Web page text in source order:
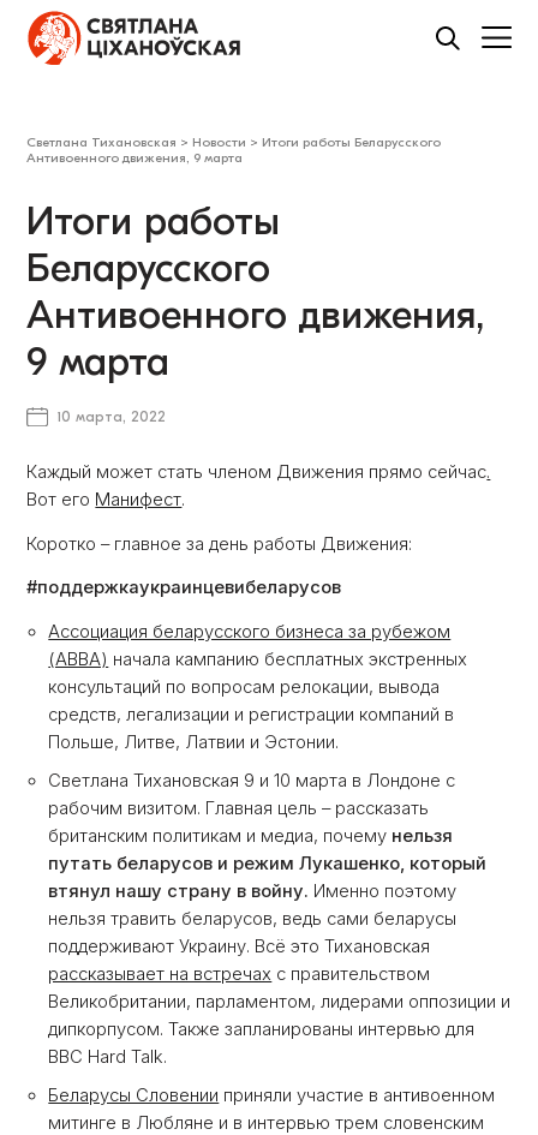
Светлана Тихановская > Новости > Итоги работы Беларусского
Антивоенного движения, 9 марта
Итоги работы
Беларусского
Антивоенного движения,
9 марта
10 марта, 2022
Каждый может стать членом Движения прямо сейчас.
Вот его Манифест.
Коротко – главное за день работы Движения:
#поддержкаукраинцевибеларусов
Ассоциация беларусского бизнеса за рубежом
(АВВА) начала кампанию бесплатных экстренных
консультаций по вопросам релокации, вывода
средств, легализации и регистрации компаний в
Польше, Литве, Латвии и Эстонии.
Светлана Тихановская 9 и 10 марта в Лондоне с
рабочим визитом. Главная цель – рассказать
британским политикам и медиа, почему нельзя
путать беларусов и режим Лукашенко, который
втянул нашу страну в войну. Именно поэтому
нельзя травить беларусов, ведь сами беларусы
поддерживают Украину. Всё это Тихановская
рассказывает на встречах с правительством
Великобритании, парламентом, лидерами оппозиции и
дипкорпусом. Также запланированы интервью для
BBC Hard Talk.
Беларусы Словении приняли участие в антивоенном
митинге в Любляне и в интервью трем словенским